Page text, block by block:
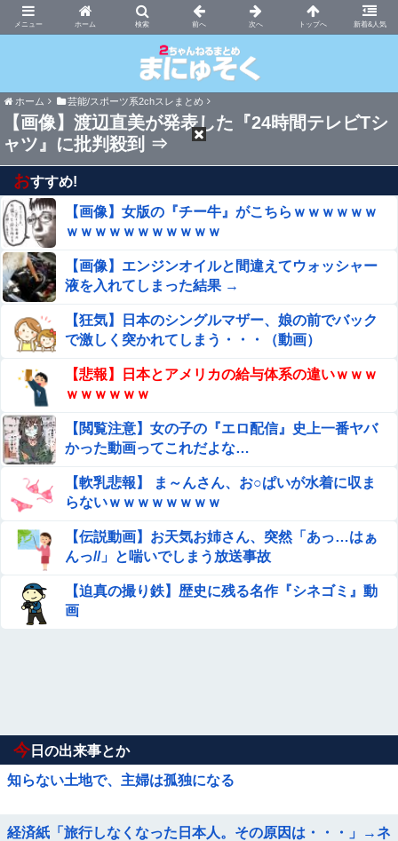
ホーム 新着&人気
まにゅそく 2chまとめニュース速報VIP
ホーム 芸能/スポーツ系2chスレまとめ
【画像】渡辺直美が発表した『24時間テレビTシ
ャツ』に批判殺到 ⇒
おすすめ!
【画像】女版の『チー牛』がこちらｗｗｗｗｗｗ
ｗｗｗｗｗｗｗｗｗｗｗ
【画像】エンジンオイルと間違えてウォッシャー
液を入れてしまった結果 →
【狂気】日本のシングルマザー、娘の前でバック
で激しく突かれてしまう・・・（動画）
【悲報】日本とアメリカの給与体系の違いｗｗｗ
ｗｗｗｗｗｗ
【閲覧注意】女の子の『エロ配信』史上一番ヤバ
かった動画ってこれだよな…
【軟乳悲報】 ま～んさん、お○ぱいが水着に収ま
らないｗｗｗｗｗｗｗｗ
【伝説動画】お天気お姉さん、突然「あっ…はぁ
んっ//」と喘いでしまう放送事故
【迫真の撮り鉄】歴史に残る名作『シネゴミ』動
画
今 日の出来事とか
知らない土地で、主婦は孤独になる
経済紙「旅行しなくなった日本人。その原因は・・・」→ネ